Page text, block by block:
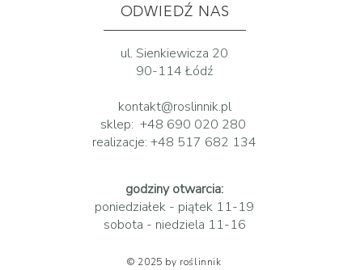
ODWIEDŹ NAS
ul. Sienkiewicza 20
90-114 Łódź
kontakt@roslinnik.pl
sklep: +48 690 020 280
realizacje: +48 517 682 134
godziny otwarcia:
poniedziałek - piątek 11-19
sobota - niedziela 11-16
© 2025 by roślinnik